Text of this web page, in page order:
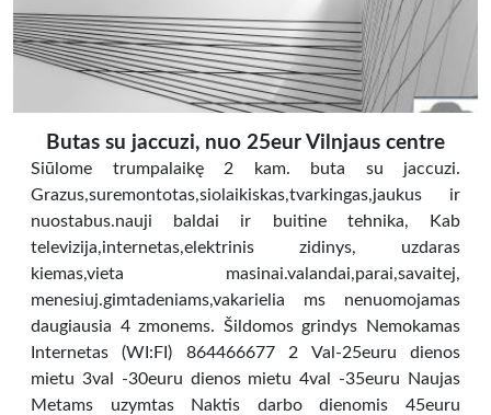
Butas su jaccuzi, nuo 25eur Vilnjaus centre
Siūlome trumpalaikę 2 kam. buta su jaccuzi.
Grazus,suremontotas,siolaikiskas,tvarkingas,jaukus ir
nuostabus.nauji baldai ir buitine tehnika, Kab
televizija,internetas,elektrinis zidinys, uzdaras
kiemas,vieta masinai.valandai,parai,savaitej,
menesiuj.gimtadeniams,vakarielia ms nenuomojamas
daugiausia 4 zmonems. Šildomos grindys Nemokamas
Internetas (WI:FI) 864466677 2 Val-25euru dienos
mietu 3val -30euru dienos mietu 4val -35euru Naujas
Metams uzymtas Naktis darbo dienomis 45euru